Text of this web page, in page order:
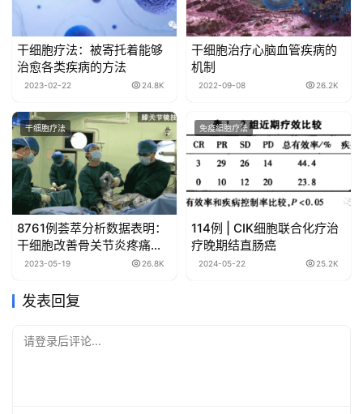
干细胞疗法：被寄托着能够
治愈各类疾病的方法
2023-02-22 24.8K
干细胞治疗心脑血管疾病的
机制
2022-09-08 26.2K
干细胞疗法
8761例荟萃分析数据表明：
干细胞改善骨关节炎疼痛，
显著优于其他关节内注射剂
2023-05-19 26.8K
免疫细胞疗法
114例 | CIK细胞联合化疗治
疗晚期结直肠癌
2024-05-22 25.2K
发表回复
请登录后评论...